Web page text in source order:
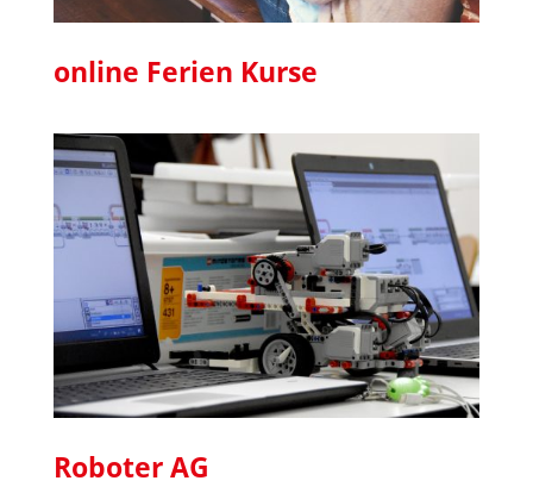
online Ferien Kurse
Roboter AG